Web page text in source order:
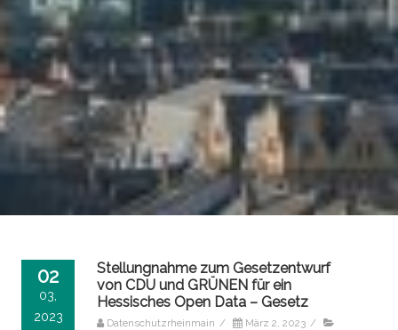
02
03,
2023
Stellungnahme zum Gesetzentwurf
von CDU und GRÜNEN für ein
Hessisches Open Data – Gesetz
Datenschutzrheinmain / März 2, 2023 /